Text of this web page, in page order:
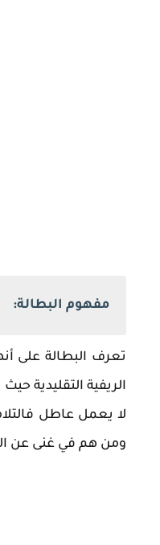
مفهوم البطالة:
تعرف البطالة على
الريفية التقليدية
لا يعمل عاطل
ومن هم في غنى عن